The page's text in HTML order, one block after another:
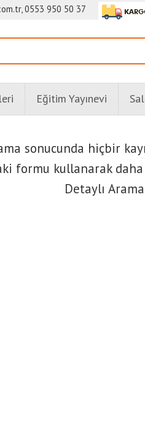
0553 950 50 37
Eğitim Yayınevi
sonucunda hiçbir
formu kullanarak
Detaylı Arama